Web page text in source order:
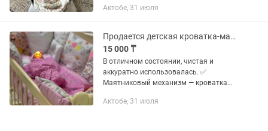
Актобе, 31 июля
Продается детская кроватка-манеж
15 000 ₸
В отличном состоянии, чистая и
аккуратно использовалась. ✅
Маятниковый механизм — кроватка
малышу быстрее уснуть. ✅ Можно
Актобе, 31 июля